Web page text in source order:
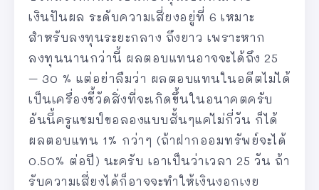
เงินปันผล ระดับความเสี่ยงอยู่ที่ 6 เหมาะ
สำหรับลงทุนระยะกลาง ถึงยาว เพราะหาก
ลงทุนนานกว่านี้ ผลตอบแทนอาจจะได้ถึง 25
– 30 % แต่อย่าลืมว่า ผลตอบแทนในอดีตไม่ได้
เป็นเครื่องชี้วัดสิ่งที่จะเกิดขึ้นในอนาคตครับ
อันนี้ครูแชมป์ขอลองแบบสั้นๆแค่ไม่กี่วัน ก็ได้
ผลตอบแทน 1% กว่าๆ (ถ้าฝากออมทรัพย์จะได้
0.50% ต่อปี) นะครับ เอาเป็นว่าเวลา 25 วัน ถ้า
รับความเสี่ยงได้ก็อาจจะทำให้เงินงอกเงย